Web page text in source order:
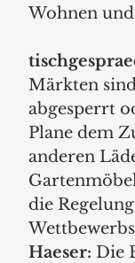
Wohnen
Märkten
abgesperrt
Plane dem
anderen
die
Haeser: Die